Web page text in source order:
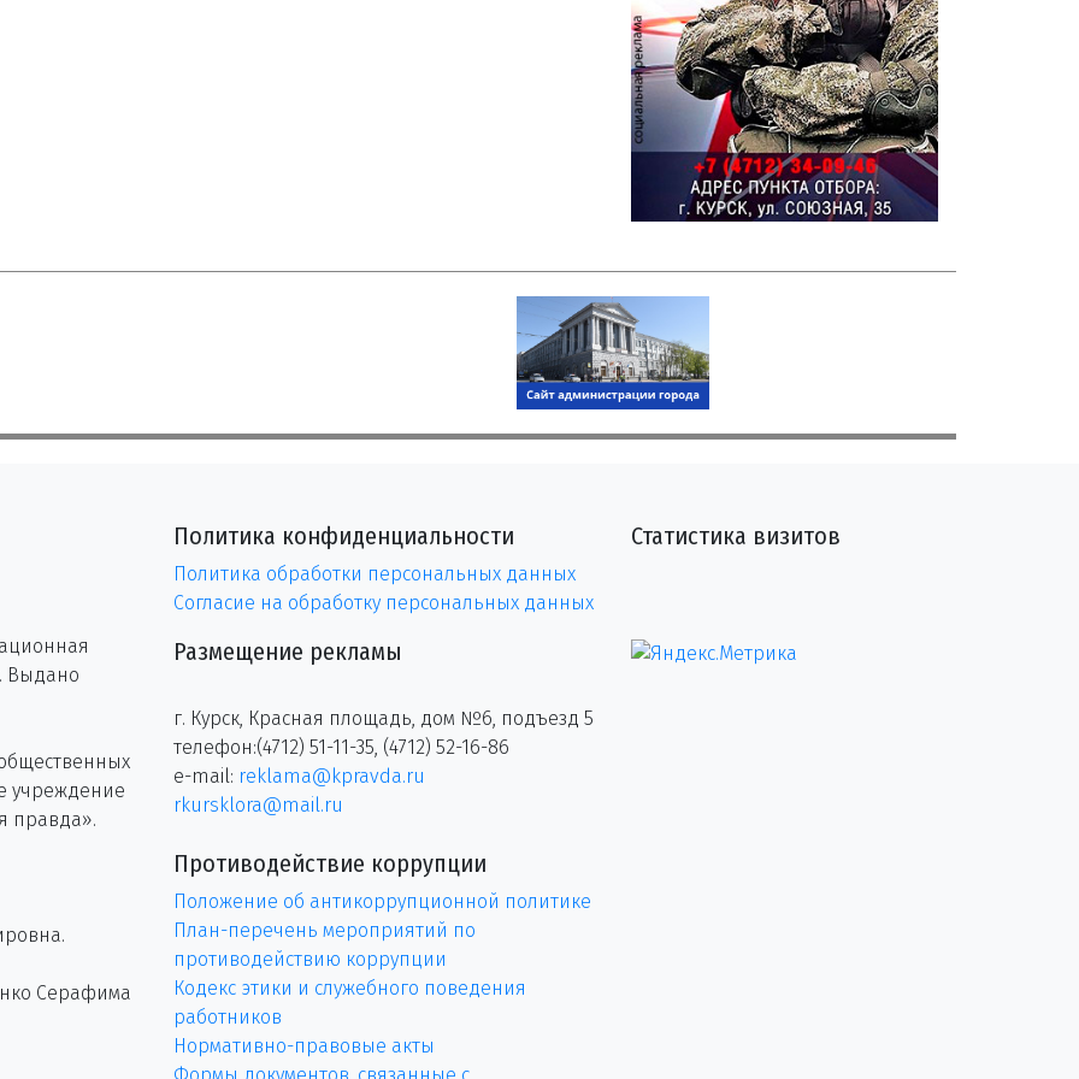
Выдано
учреждение
правда».
Серафима
Политика конфиденциальности
Политика обработки персональных данных
Согласие на обработку персональных данных
Размещение рекламы
г. Курск, Красная площадь, дом №6, подъезд 5
телефон:(4712) 51-11-35, (4712) 52-16-86
e-mail: reklama@kpravda.ru
rkursklora@mail.ru
Противодействие коррупции
Положение об антикоррупционной политике
План-перечень мероприятий по
противодействию коррупции
Кодекс этики и служебного поведения
работников
Нормативно-правовые акты
Статистика визитов